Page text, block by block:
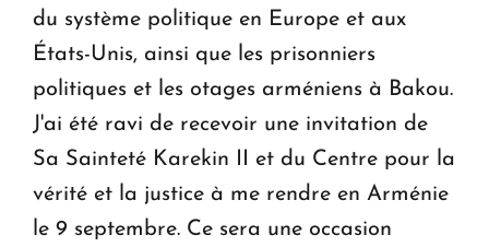
du système politique en Europe et aux
États-Unis, ainsi que les prisonniers
politiques et les otages arméniens à Bakou.
J'ai été ravi de recevoir une invitation de
Sa Sainteté Karekin II et du Centre pour la
vérité et la justice à me rendre en Arménie
le 9 septembre. Ce sera une occasion